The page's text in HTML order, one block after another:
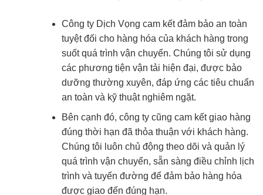
Công ty Dịch Vọng cam kết đảm bảo an toàn
tuyệt đối cho hàng hóa của khách hàng trong
suốt quá trình vận chuyển. Chúng tôi sử dụng
các phương tiện vận tải hiện đại, được bảo
dưỡng thường xuyên, đáp ứng các tiêu chuẩn
an toàn và kỹ thuật nghiêm ngặt.
Bên cạnh đó, công ty cũng cam kết giao hàng
đúng thời hạn đã thỏa thuận với khách hàng.
Chúng tôi luôn chủ động theo dõi và quản lý
quá trình vận chuyển, sẵn sàng điều chỉnh lịch
trình và tuyến đường để đảm bảo hàng hóa
được giao đến đúng hạn.